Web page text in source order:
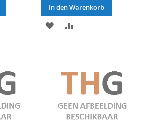
In den Warenkorb
MERKEN